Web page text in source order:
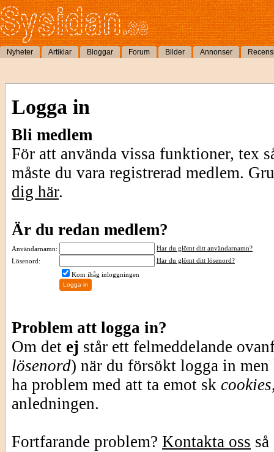
Nyheter Artiklar Bloggar Forum Bilder Annonser
Logga in
Bli medlem
För att använda vissa funktioner, tex
måste du vara registrerad medlem.
dig här.
Är du redan medlem?
Användarnamn:
Har du glömt ditt användarnamn?
Lösenord:
Har du glömt ditt lösenord?
Kom ihåg inloggningen
Problem att logga in?
Om det ej står ett felmeddelande
lösenord) när du försökt logga in
ha problem med att ta emot sk cookies
anledningen.
Fortfarande problem? Kontakta oss